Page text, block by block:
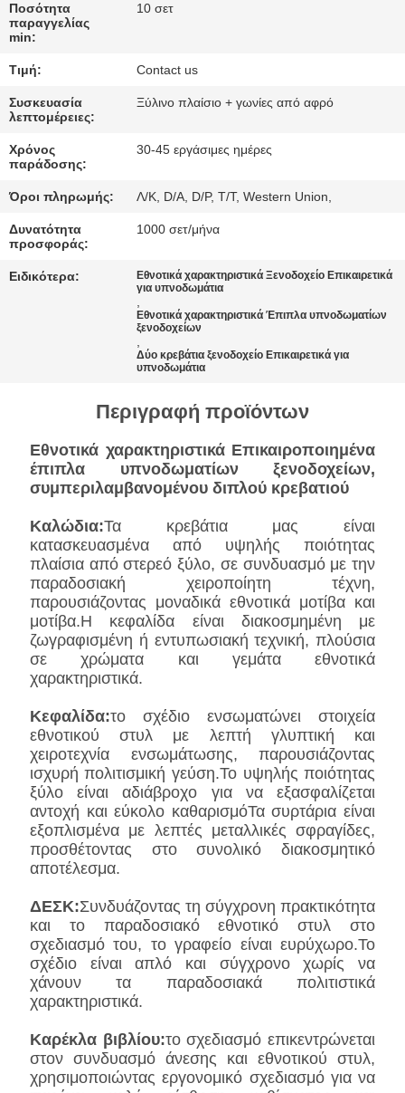
ΠΟΛΙΤΙΚΉ
ΜΥΣΤΙΚΌΤΗΤΑΣ
Ποσότητα
παραγγελίας
min:
10 σετ
Τιμή: Contact us
Συσκευασία
λεπτομέρειες:
Ξύλινο πλαίσιο + γωνίες από αφρό
Χρόνος
παράδοσης:
30-45 εργάσιμες ημέρες
Όροι πληρωμής: Λ/Κ, D/A, D/P, T/T, Western Union,
Δυνατότητα
προσφοράς:
1000 σετ/μήνα
Ειδικότερα:
Εθνοτικά χαρακτηριστικά Ξενοδοχείο Επικαιρετικά
για υπνοδωμάτια
Εθνοτικά χαρακτηριστικά Έπιπλα υπνοδωματίων
ξενοδοχείων
Δύο κρεβάτια ξενοδοχείο Επικαιρετικά για
υπνοδωμάτια
Περιγραφή προϊόντων
Εθνοτικά χαρακτηριστικά Επικαιροποιημένα
έπιπλα υπνοδωματίων ξενοδοχείων,
συμπεριλαμβανομένου διπλού κρεβατιού
Καλώδια:Τα κρεβάτια μας είναι
κατασκευασμένα από υψηλής ποιότητας
πλαίσια από στερεό ξύλο, σε συνδυασμό με την
παραδοσιακή χειροποίητη τέχνη,
παρουσιάζοντας μοναδικά εθνοτικά μοτίβα και
μοτίβα.Η κεφαλίδα είναι διακοσμημένη με
ζωγραφισμένη ή εντυπωσιακή τεχνική, πλούσια
σε χρώματα και γεμάτα εθνοτικά
χαρακτηριστικά.
Κεφαλίδα:το σχέδιο ενσωματώνει στοιχεία
εθνοτικού στυλ με λεπτή γλυπτική και
χειροτεχνία ενσωμάτωσης, παρουσιάζοντας
ισχυρή πολιτισμική γεύση.Το υψηλής ποιότητας
ξύλο είναι αδιάβροχο για να εξασφαλίζεται
αντοχή και εύκολο καθαρισμόΤα συρτάρια είναι
εξοπλισμένα με λεπτές μεταλλικές σφραγίδες,
προσθέτοντας στο συνολικό διακοσμητικό
αποτέλεσμα.
ΔΕΣΚ:Συνδυάζοντας τη σύγχρονη πρακτικότητα
και το παραδοσιακό εθνοτικό στυλ στο
σχεδιασμό του, το γραφείο είναι ευρύχωρο.Το
σχέδιο είναι απλό και σύγχρονο χωρίς να
χάνουν τα παραδοσιακά πολιτιστικά
χαρακτηριστικά.
Καρέκλα βιβλίου:το σχεδιασμό επικεντρώνεται
στον συνδυασμό άνεσης και εθνοτικού στυλ,
χρησιμοποιώντας εργονομικό σχεδιασμό για να